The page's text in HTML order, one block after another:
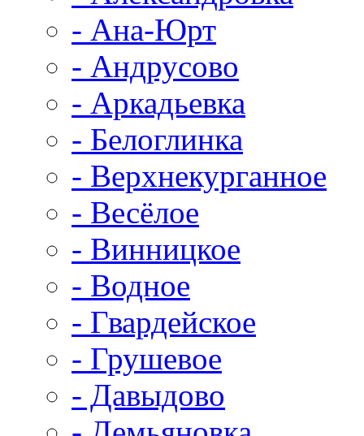
- Ана-Юрт
- Андрусово
- Аркадьевка
- Белоглинка
- Верхнекурганное
- Весёлое
- Винницкое
- Водное
- Гвардейское
- Грушевое
- Давыдово